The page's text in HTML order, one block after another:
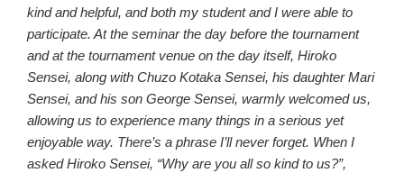
kind and helpful, and both my student and I were able to
participate. At the seminar the day before the tournament
and at the tournament venue on the day itself, Hiroko
Sensei, along with Chuzo Kotaka Sensei, his daughter Mari
Sensei, and his son George Sensei, warmly welcomed us,
allowing us to experience many things in a serious yet
enjoyable way. There’s a phrase I’ll never forget. When I
asked Hiroko Sensei, “Why are you all so kind to us?”,